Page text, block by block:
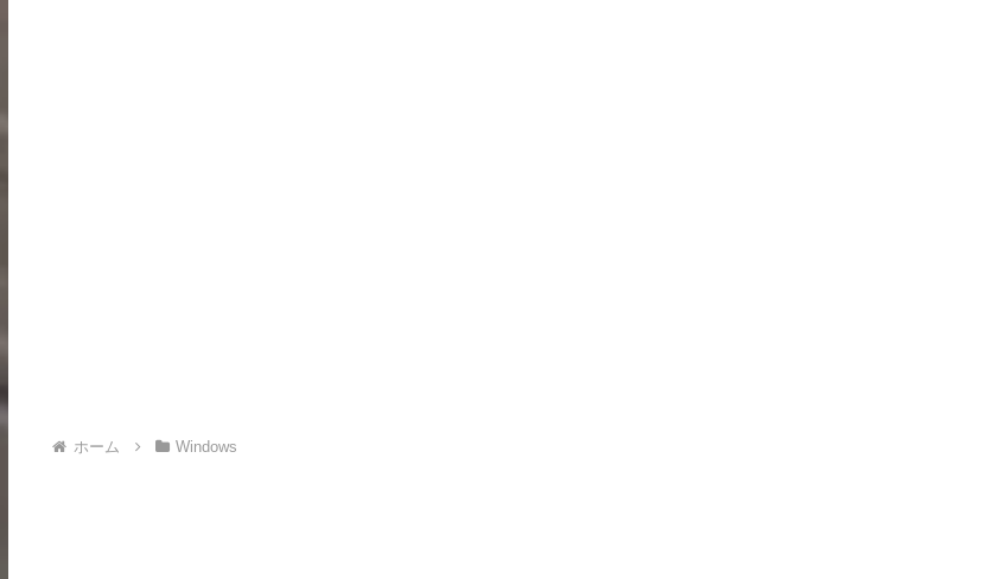
ホーム Windows